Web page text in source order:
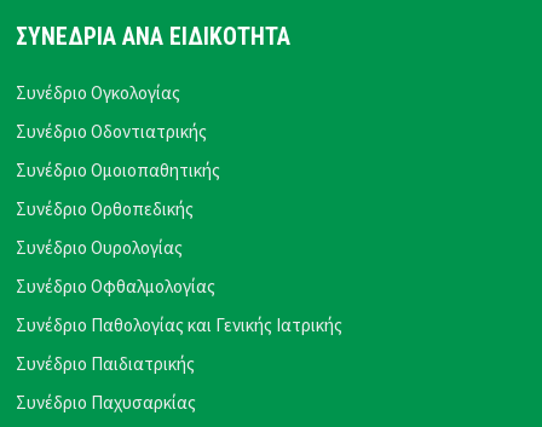
ΣΥΝΕΔΡΙΑ ΑΝΑ ΕΙΔΙΚΟΤΗΤΑ
Συνέδριο Ογκολογίας
Συνέδριο Οδοντιατρικής
Συνέδριο Ομοιοπαθητικής
Συνέδριο Ορθοπεδικής
Συνέδριο Ουρολογίας
Συνέδριο Οφθαλμολογίας
Συνέδριο Παθολογίας και Γενικής Ιατρικής
Συνέδριο Παιδιατρικής
Συνέδριο Παχυσαρκίας